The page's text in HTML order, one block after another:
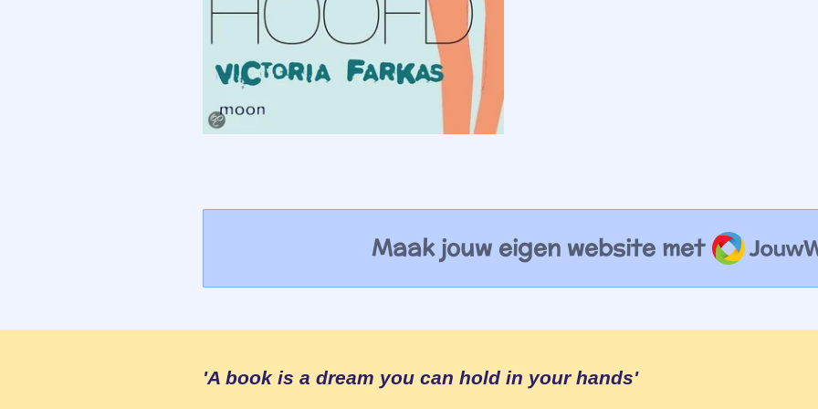
Maak jouw eigen website met
'A book is a dream you can hold in your hands'